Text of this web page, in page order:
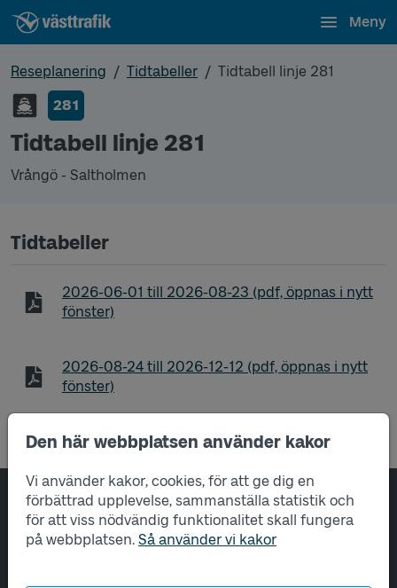
Den här webbplatsen använder kakor
Vi använder kakor, cookies, för att ge dig en
förbättrad upplevelse, sammanställa statistik och
för att viss nödvändig funktionalitet skall fungera
på webbplatsen. Så använder vi kakor
Meny
Reseplanering Tidtabeller
Tidtabell linje 281
281
Tidtabell linje 281
Vrångö - Saltholmen
Tidtabeller
Tidtabell linje 281 Vrångö - Saltholmen
2026-06-01 till 2026-08-23 (pdf, öppnas i nytt
fönster)
Tidtabell linje 281 Vrångö - Saltholmen
2026-08-24 till 2026-12-12 (pdf, öppnas i nytt
fönster)
Sidfotsnavigering
Om oss